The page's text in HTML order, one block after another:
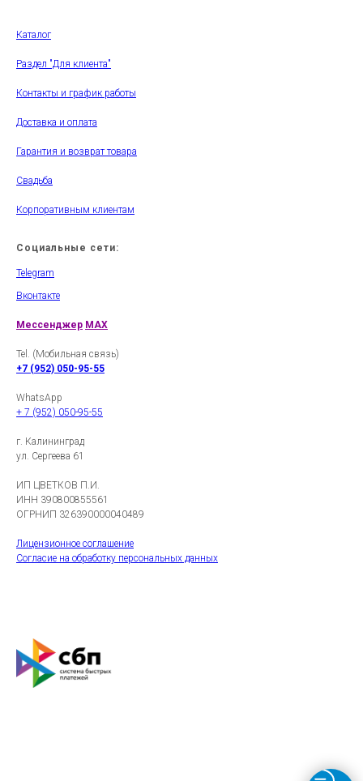
Каталог
Раздел "Для клиента"
Контакты и график работы
Доставка и оплата
Гарантия и возврат товара
Свадьба
Корпоративным клиентам
Социальные сети:
Telegram
Вконтакте
Мессенджер MAX
Tel. (Мобильная связь)
+7 (952) 050-95-55
WhatsApp
+ 7 (952) 050-95-55
г. Калининград
ул. Сергеева 61
ИП ЦВЕТКОВ П.И.
ИНН 390800855561
ОГРНИП 326390000040489
Лицензионное соглашение
Согласие на обработку персональных данных